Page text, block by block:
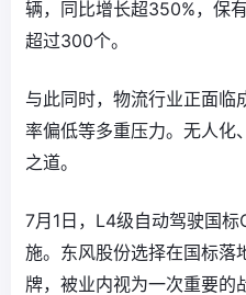
辆，同比增长超350%，保
超过300个。
与此同时，物流行业正面临
率偏低等多重压力。无人化
之道。
7月1日，L4级自动驾驶国
施。东风股份选择在国标落
牌，被业内视为一次重要的